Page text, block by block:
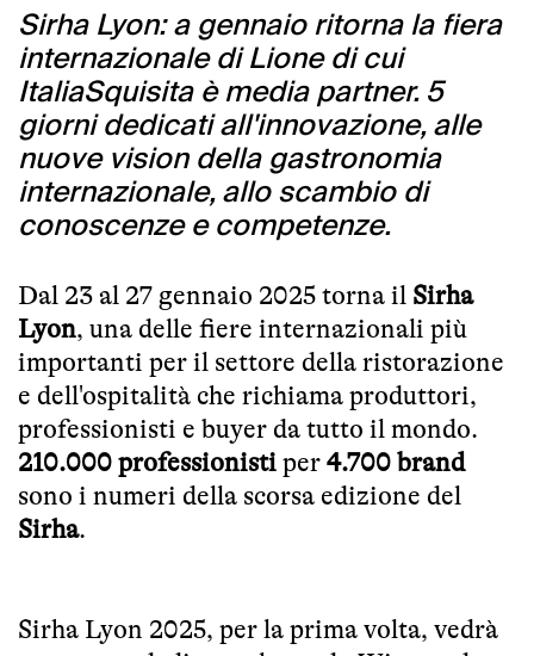
Sirha Lyon: a gennaio ritorna la fiera
internazionale di Lione di cui
ItaliaSquisita è media partner. 5
giorni dedicati all'innovazione, alle
nuove vision della gastronomia
internazionale, allo scambio di
conoscenze e competenze.
Dal 23 al 27 gennaio 2025 torna il Sirha
Lyon, una delle fiere internazionali più
importanti per il settore della ristorazione
e dell'ospitalità che richiama produttori,
professionisti e buyer da tutto il mondo.
210.000 professionisti per 4.700 brand
sono i numeri della scorsa edizione del
Sirha.
Sirha Lyon 2025, per la prima volta, vedrà